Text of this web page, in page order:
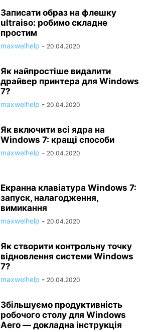
Записати образ на флешку
ultraiso: робимо складне
простим
maxwelhelp - 20.04.2020
Як найпростіше видалити
драйвер принтера для Windows
7?
maxwelhelp - 20.04.2020
Як включити всі ядра на
Windows 7: кращі способи
maxwelhelp - 20.04.2020
Екранна клавіатура Windows 7:
запуск, налагодження,
вимикання
maxwelhelp - 20.04.2020
Як створити контрольну точку
відновлення системи Windows
7?
maxwelhelp - 20.04.2020
Збільшуємо продуктивність
робочого столу для Windows
Aero — докладна інструкція